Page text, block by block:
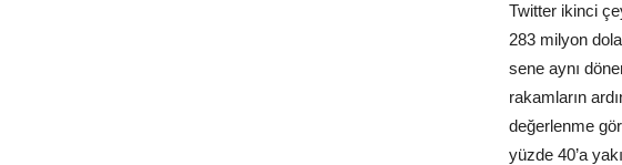
Twitter ikinci
283 milyon
sene aynı
rakamların
değerlenme
yüzde 40’a